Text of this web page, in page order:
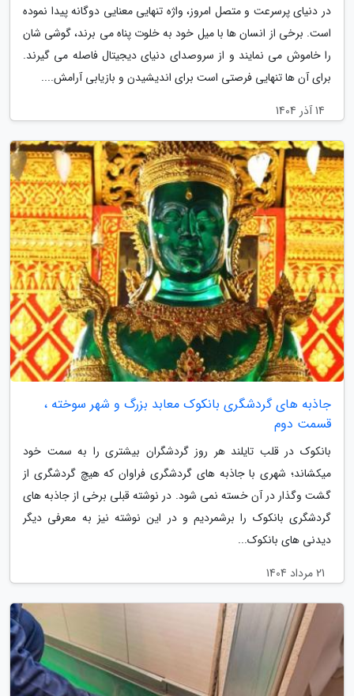
در دنیای پرسرعت و متصل امروز، واژه تنهایی معنایی دوگانه پیدا نموده
است. برخی از انسان ها با میل خود به خلوت پناه می برند، گوشی شان
را خاموش می نمایند و از سروصدای دنیای دیجیتال فاصله می گیرند.
برای آن ها تنهایی فرصتی است برای اندیشیدن و بازیابی آرامش....
14 آذر 1404
جاذبه های گردشگری بانکوک معابد بزرگ و شهر سوخته ،
قسمت دوم
بانکوک در قلب تایلند هر روز گردشگران بیشتری را به سمت خود
میکشاند؛ شهری با جاذبه های گردشگری فراوان که هیچ گردشگری از
گشت وگذار در آن خسته نمی شود. در نوشته قبلی برخی از جاذبه های
گردشگری بانکوک را برشمردیم و در این نوشته نیز به معرفی دیگر
دیدنی های بانکوک...
21 مرداد 1404